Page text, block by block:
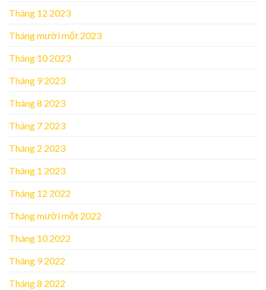
Tháng 12 2023
Tháng mười một 2023
Tháng 10 2023
Tháng 9 2023
Tháng 8 2023
Tháng 7 2023
Tháng 2 2023
Tháng 1 2023
Tháng 12 2022
Tháng mười một 2022
Tháng 10 2022
Tháng 9 2022
Tháng 8 2022